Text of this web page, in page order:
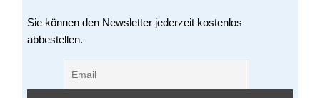
Sie können den Newsletter jederzeit kostenlos
abbestellen.